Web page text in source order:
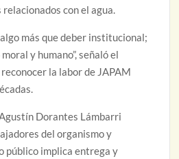
con el agua.
más que deber institucional;
y humano”, señaló el
la labor de JAPAM
Dorantes Lámbarri
del organismo y
público implica entrega y